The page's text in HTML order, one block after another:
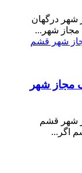
شهر درگهان
مجاز شهر...
مجاز شهر
شهر قشم
اگر...